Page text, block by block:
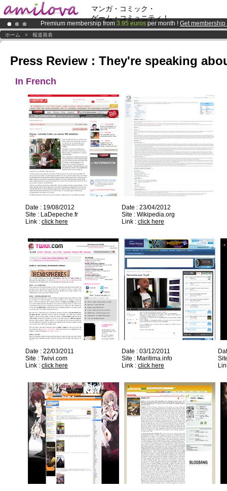
マンガ・コミック・
ゲーム・コミュニティ！
Premium membership from 3.95 euros per month ! Get membership
Already 100000membersand 1000comics & mangas!.
AmilovaKickstarter is now LIVE!.
ホーム > 報道発表
Press Review : They're speaking
In French
Date : 19/08/2012
Site : LaDepeche.fr
Link : click here
Date : 23/04/2012
Site : Wikipedia.org
Link : click here
Date : 22/03/2011
Site : Twivi.com
Link : click here
Date : 03/12/2011
Site : Maritima.info
Link : click here